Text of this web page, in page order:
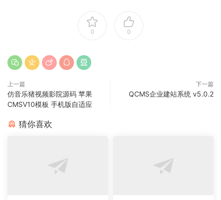
0 0
上一篇
仿音乐猪视频影院源码 苹果
CMSV10模板 手机版自适应
下一篇
QCMS企业建站系统 v5.0.2
猜你喜欢